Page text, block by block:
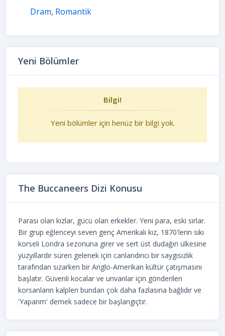
Dram, Romantik
Yeni Bölümler
Bilgi!
Yeni bölümler için henüz bir bilgi yok.
The Buccaneers Dizi Konusu
Parası olan kızlar, gücü olan erkekler. Yeni para, eski sırlar.
Bir grup eğlenceyi seven genç Amerikalı kız, 1870'lerin sıkı
korseli Londra sezonuna girer ve sert üst dudağın ülkesine
yüzyıllardır süren gelenek için canlandırıcı bir saygısızlık
tarafından sızarken bir Anglo-Amerikan kültür çatışmasını
başlatır. Güvenli kocalar ve unvanlar için gönderilen
korsanların kalpleri bundan çok daha fazlasına bağlıdır ve
'Yaparım' demek sadece bir başlangıçtır.